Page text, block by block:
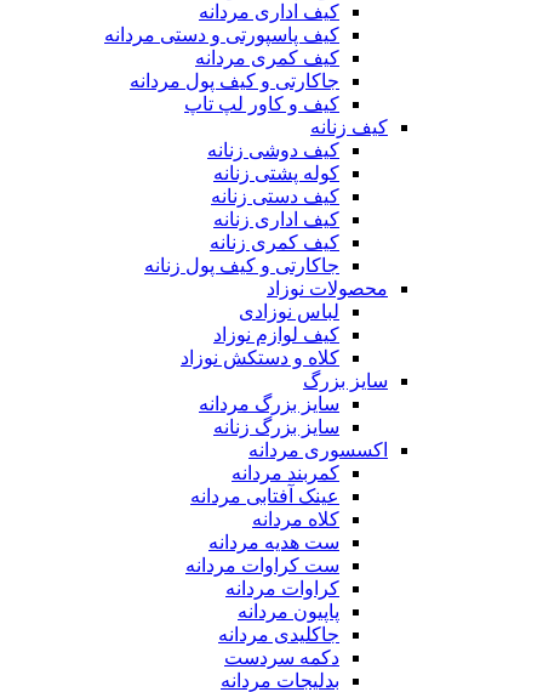
کیف اداری مردانه
کیف پاسپورتی و دستی مردانه
کیف کمری مردانه
جاکارتی و کیف پول مردانه
کیف و کاور لپ تاپ
کیف زنانه
کیف دوشی زنانه
کوله پشتی زنانه
کیف دستی زنانه
کیف اداری زنانه
کیف کمری زنانه
جاکارتی و کیف پول زنانه
محصولات نوزاد
لباس نوزادی
کیف لوازم نوزاد
کلاه و دستکش نوزاد
سایز بزرگ
سایز بزرگ مردانه
سایز بزرگ زنانه
اکسسوری مردانه
کمربند مردانه
عینک آفتابی مردانه
کلاه مردانه
ست هدیه مردانه
ست کراوات مردانه
کراوات مردانه
پاپیون مردانه
جاکلیدی مردانه
دکمه سردست
بدلیجات مردانه